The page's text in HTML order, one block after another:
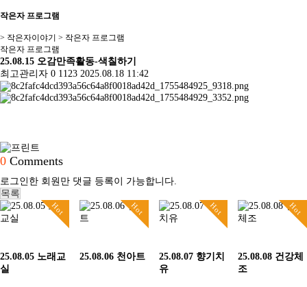
작은자 프로그램
> 작은자이야기 > 작은자 프로그램
작은자 프로그램
25.08.15 오감만족활동-색칠하기
최고관리자 0 1123 2025.08.18 11:42
0 Comments
로그인한 회원만 댓글 등록이 가능합니다.
목록
Hot
25.08.05 노래교
실
Hot
25.08.06 천아트
Hot
25.08.07 향기치
유
Hot
25.08.08 건강체
조